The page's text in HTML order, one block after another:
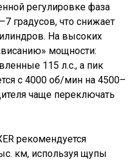
регулировке фаза
градусов, что снижает
На высоких
мощности:
115 л.с., а пик
с 4000 об/мин на 4500–
чаще переключать
рекомендуется
км, используя щупы